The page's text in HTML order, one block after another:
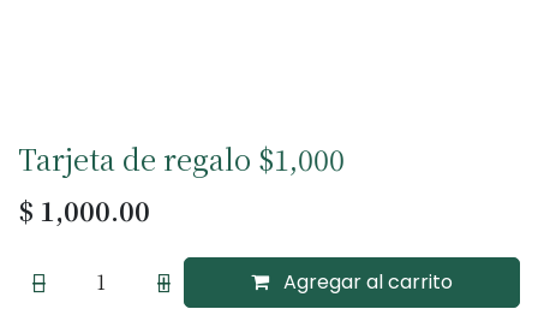
Tarjeta de regalo $1,000
$ 1,000.00
Agregar al carrito